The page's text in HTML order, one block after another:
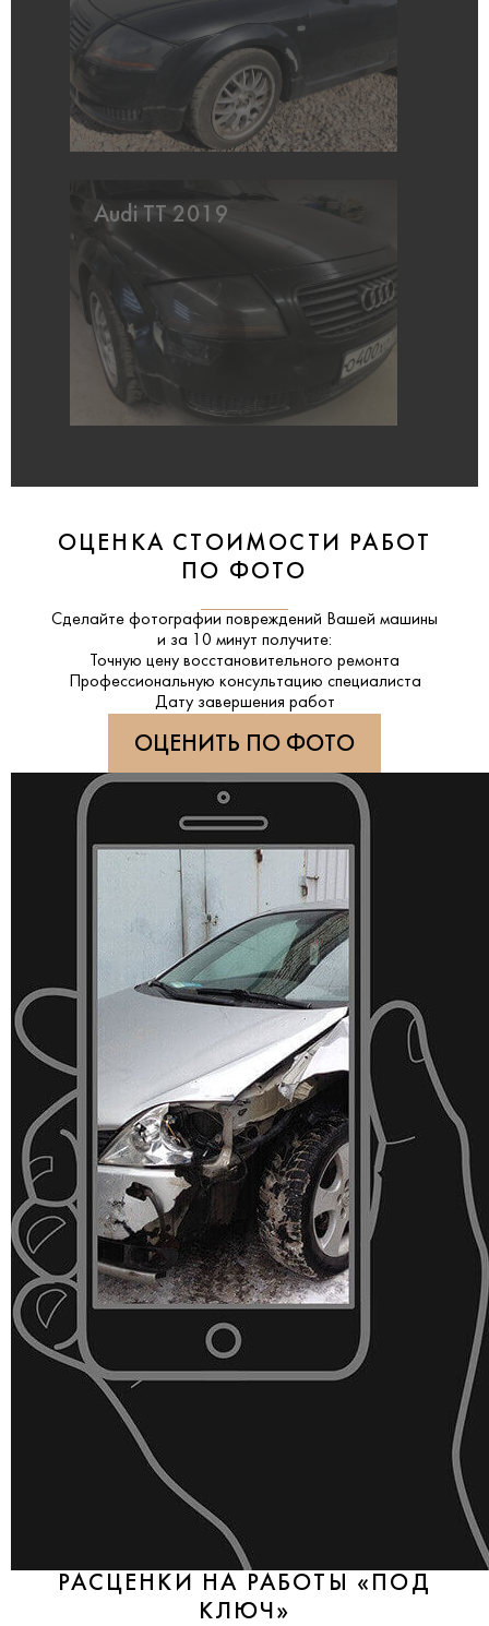
Audi TT 2019
ОЦЕНКА СТОИМОСТИ РАБОТ
ПО ФОТО
Сделайте фотографии повреждений Вашей машины
и за 10 минут получите:
Точную цену восстановительного ремонта
Профессиональную консультацию специалиста
Дату завершения работ
ОЦЕНИТЬ ПО ФОТО
РАСЦЕНКИ НА РАБОТЫ «ПОД
КЛЮЧ»